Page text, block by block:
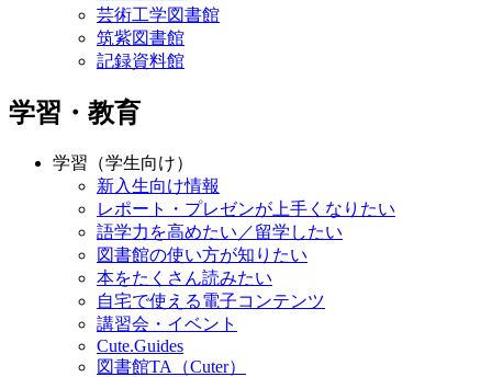
芸術工学図書館
筑紫図書館
記録資料館
学習・教育
学習（学生向け）
新入生向け情報
レポート・プレゼンが上手くなりたい
語学力を高めたい／留学したい
図書館の使い方が知りたい
本をたくさん読みたい
自宅で使える電子コンテンツ
講習会・イベント
Cute.Guides
図書館TA（Cuter）